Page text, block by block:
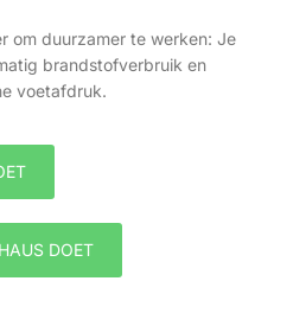
om duurzamer te werken: Je
brandstofverbruik en
voetafdruk.
DOET